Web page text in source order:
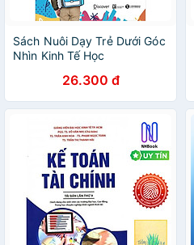
Sách Nuôi Dạy Trẻ Dưới Góc
Nhìn Kinh Tế Học
26.300 đ